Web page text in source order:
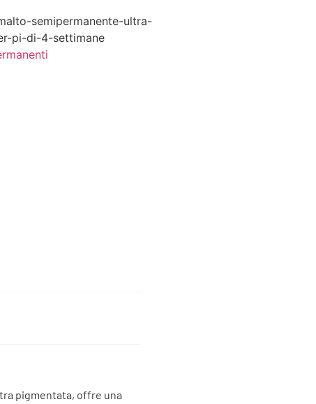
semipermanente-ultra-
pi-di-4-settimane
pigmentata, offre una